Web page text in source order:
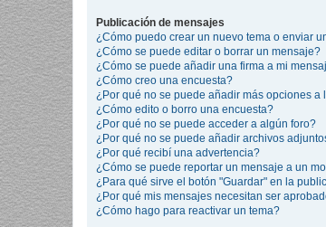
Publicación de mensajes
¿Cómo puedo crear un nuevo tema o enviar
¿Cómo se puede editar o borrar un mensaje?
¿Cómo se puede añadir una firma a mi
¿Cómo creo una encuesta?
¿Por qué no se puede añadir más opciones a
¿Cómo edito o borro una encuesta?
¿Por qué no se puede acceder a algún foro?
¿Por qué no se puede añadir archivos
¿Por qué recibí una advertencia?
¿Cómo se puede reportar un mensaje a un
¿Para qué sirve el botón "Guardar" en la
¿Por qué mis mensajes necesitan ser
¿Cómo hago para reactivar un tema?